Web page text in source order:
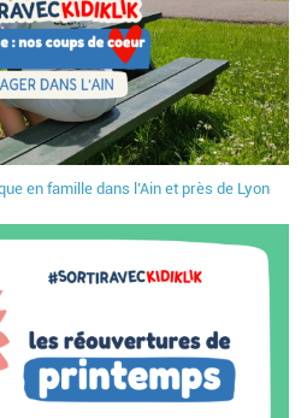
en famille dans l’Ain et près de Lyon